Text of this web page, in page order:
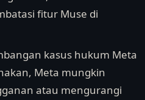
fitur Muse di
kasus hukum Meta
Meta mungkin
atau mengurangi